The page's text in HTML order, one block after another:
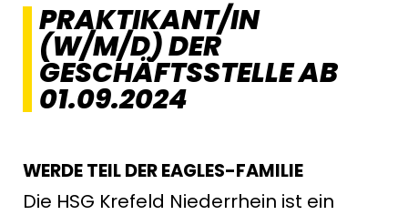
PRAKTIKANT/IN
(W/M/D) DER
GESCHÄFTSSTELLE AB
01.09.2024
WERDE TEIL DER EAGLES-FAMILIE
Die HSG Krefeld Niederrhein ist ein